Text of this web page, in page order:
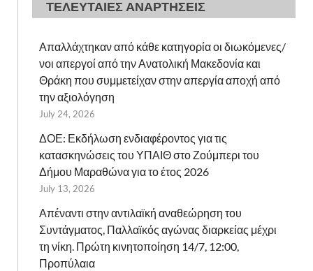
ΤΕΛΕΥΤΑΙΕΣ ΑΝΑΡΤΗΣΕΙΣ
Απαλλάχτηκαν από κάθε κατηγορία οι διωκόμενες/
νοι απεργοί από την Ανατολική Μακεδονία και
Θράκη που συμμετείχαν στην απεργία αποχή από
την αξιολόγηση
July 24, 2026
ΔΟΕ: Εκδήλωση ενδιαφέροντος για τις
κατασκηνώσεις του ΥΠΑΙΘ στο Ζούμπερι του
Δήμου Μαραθώνα για το έτος 2026
July 13, 2026
Απέναντι στην αντιλαϊκή αναθεώρηση του
Συντάγματος, Παλλαϊκός αγώνας διαρκείας μέχρι
τη νίκη. Πρώτη κινητοποίηση 14/7, 12:00,
Προπύλαια